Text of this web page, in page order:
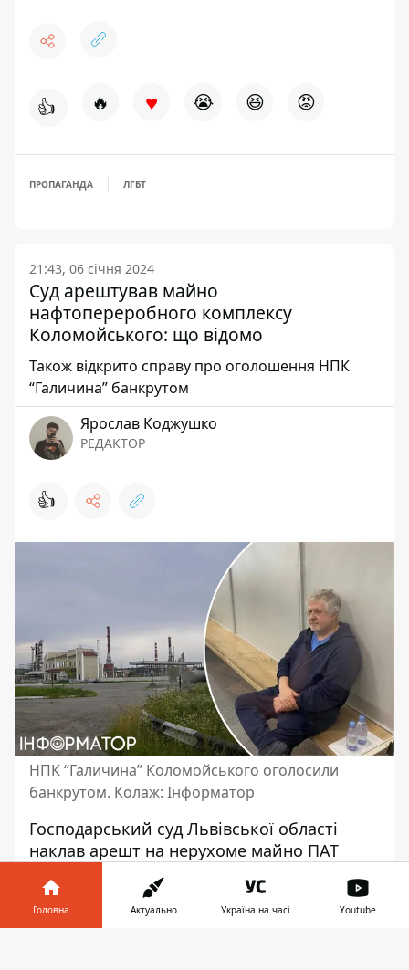
👍 🔥 ♥ 😭 😆 😡
ПРОПАГАНДА ЛГБТ
21:43, 06 січня 2024
Суд арештував майно
нафтопереробного комплексу
Коломойського: що відомо
Також відкрито справу про оголошення НПК
“Галичина” банкрутом
Ярослав Коджушко
РЕДАКТОР
👍
НПК “Галичина” Коломойського оголосили
банкрутом. Колаж: Інформатор
Господарський суд Львівської області
наклав арешт на нерухоме майно ПАТ
“Нафтопереробний комплекс Галичина”,
який належитьолігарху Ігорю
Коломойському. Це відбулося 28 грудня
Головна Актуально Україна на часі Youtube